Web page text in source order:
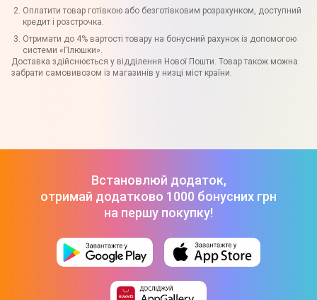
Оплатити товар готівкою або безготівковим розрахунком, доступний
кредит і розстрочка.
Отримати до 4% вартості товару на бонусний рахунок із допомогою
системи «Плюшки».
Доставка здійснюється у відділення Нової Пошти. Товар також можна
забрати самовивозом із магазинів у низці міст країни.
Встановлюй додаток,
отримай додатково 1000 бонусних грн
на першу покупку!